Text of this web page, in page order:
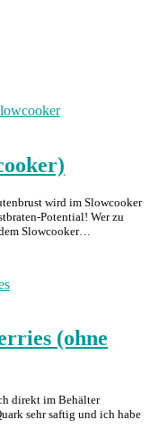
wird im Slowcooker
Potential! Wer zu
Slowcooker…
(ohne
direkt im Behälter
sehr saftig und ich habe